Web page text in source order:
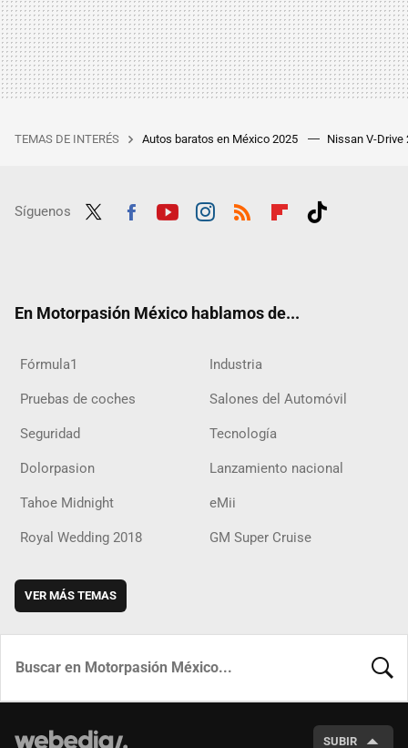
TEMAS DE INTERÉS Autos baratos en México 2025 Nissan V-Drive
Síguenos
En Motorpasión México hablamos de...
Fórmula1 Industria
Pruebas de coches Salones del Automóvil
Seguridad Tecnología
Dolorpasion Lanzamiento nacional
Tahoe Midnight eMii
Royal Wedding 2018 GM Super Cruise
VER MÁS TEMAS
SUBIR